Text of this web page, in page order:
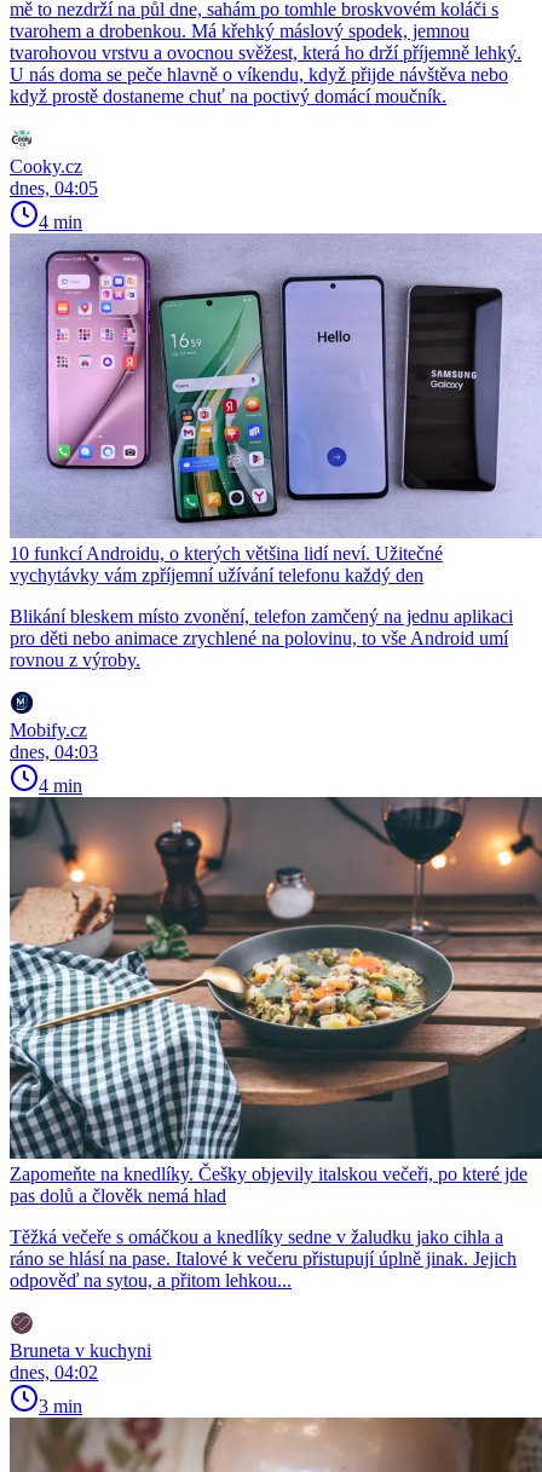
mě to nezdrží na půl dne, sahám po tomhle broskvovém koláči s
tvarohem a drobenkou. Má křehký máslový spodek, jemnou
tvarohovou vrstvu a ovocnou svěžest, která ho drží příjemně lehký.
U nás doma se peče hlavně o víkendu, když přijde návštěva nebo
když prostě dostaneme chuť na poctivý domácí moučník.
Cooky.cz
dnes, 04:05
4 min
10 funkcí Androidu, o kterých většina lidí neví. Užitečné
vychytávky vám zpříjemní užívání telefonu každý den
Blikání bleskem místo zvonění, telefon zamčený na jednu aplikaci
pro děti nebo animace zrychlené na polovinu, to vše Android umí
rovnou z výroby.
Mobify.cz
dnes, 04:03
4 min
Zapomeňte na knedlíky. Češky objevily italskou večeři, po které jde
pas dolů a člověk nemá hlad
Těžká večeře s omáčkou a knedlíky sedne v žaludku jako cihla a
ráno se hlásí na pase. Italové k večeru přistupují úplně jinak. Jejich
odpověď na sytou, a přitom lehkou...
Bruneta v kuchyni
dnes, 04:02
3 min